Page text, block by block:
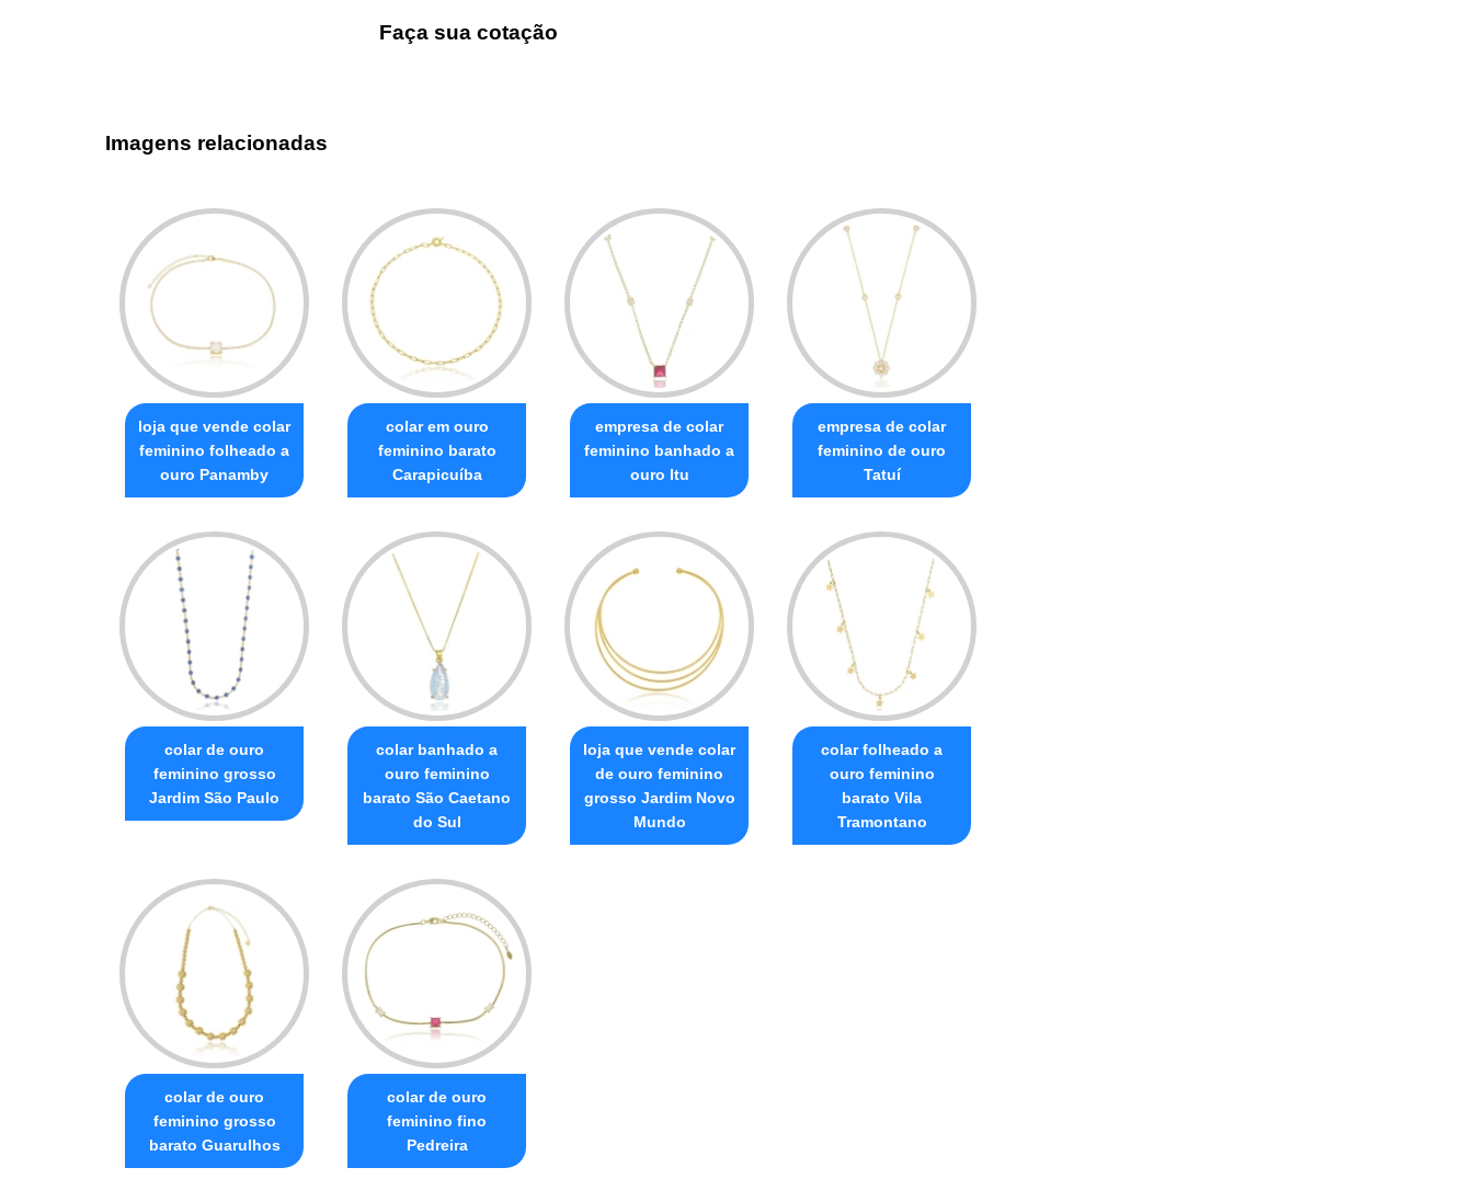
Faça sua cotação
Imagens relacionadas
loja que vende colar
feminino folheado a
ouro Panamby
colar em ouro
feminino barato
Carapicuíba
empresa de colar
feminino banhado a
ouro Itu
empresa de colar
feminino de ouro
Tatuí
colar de ouro
feminino grosso
Jardim São Paulo
colar banhado a
ouro feminino
barato São Caetano
do Sul
loja que vende colar
de ouro feminino
grosso Jardim Novo
Mundo
colar folheado a
ouro feminino
barato Vila
Tramontano
colar de ouro
feminino grosso
barato Guarulhos
colar de ouro
feminino fino
Pedreira